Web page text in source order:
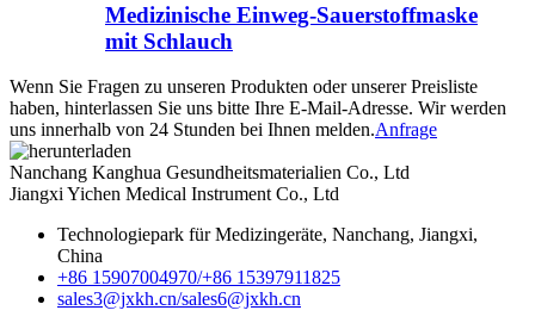
Medizinische Einweg-Sauerstoffmaske
mit Schlauch
Wenn Sie Fragen zu unseren Produkten oder unserer Preisliste
haben, hinterlassen Sie uns bitte Ihre E-Mail-Adresse. Wir werden
uns innerhalb von 24 Stunden bei Ihnen melden.Anfrage
Nanchang Kanghua Gesundheitsmaterialien Co., Ltd
Jiangxi Yichen Medical Instrument Co., Ltd
Technologiepark für Medizingeräte, Nanchang, Jiangxi,
China
+86 15907004970/+86 15397911825
sales3@jxkh.cn/sales6@jxkh.cn